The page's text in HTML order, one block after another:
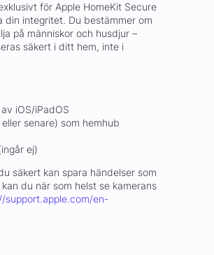
för Apple HomeKit Secure
integritet. Du bestämmer om
på människor och husdjur –
säkert i ditt hem, inte i
iOS/iPadOS
senare) som hemhub
ej)
säkert kan spara händelser som
du när som helst se kamerans
support.apple.com/en-